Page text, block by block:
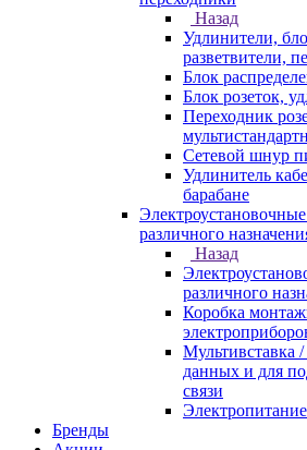
Назад
Удлинители,
разветвители,
Блок
Блок розеток,
Переходник
Сетевой шнур
Удлинитель
барабане
Электроустановочные
различного
Назад
различного
Коробка
Мультивставка
данных и для
связи
Бренды